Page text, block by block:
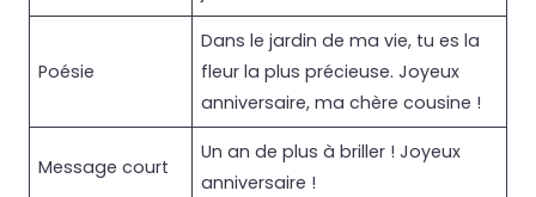
Poésie
Dans le jardin de ma vie, tu es la
fleur la plus précieuse. Joyeux
anniversaire, ma chère cousine !
Message court
Un an de plus à briller ! Joyeux
anniversaire !